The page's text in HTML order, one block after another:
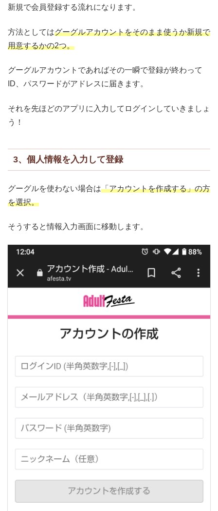
新規で会員登録する流れになります。
方法としてはグーグルアカウントをそのまま使うか新規で
用意するかの2つ。
グーグルアカウントであればその一瞬で登録が終わって
ID、パスワードがアドレスに届きます。
それを先ほどのアプリに入力してログインしていきましょ
う！
3、個人情報を入力して登録
グーグルを使わない場合は「アカウントを作成する」の方
を選択。
そうすると情報入力画面に移動します。